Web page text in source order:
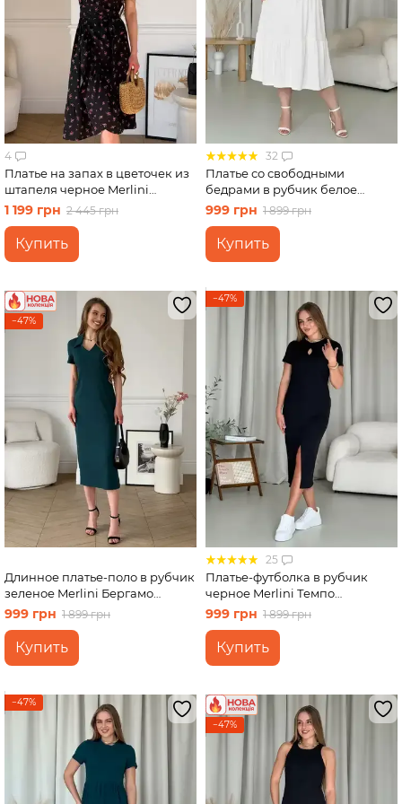
4
Платье на запах в цветочек из
штапеля черное Merlini
Віченца 700002201 размер L-
1 199 грн 2 445 грн
Купить
32
Платье со свободными
бедрами в рубчик белое
Merlini Реджо 700001589
размер 2XL-3XL
999 грн 1 899 грн
Купить
−47%
Длинное платье-поло в рубчик
зеленое Merlini Бергамо
700002245 размер L-XL
999 грн 1 899 грн
Купить
−47%
25
Платье-футболка в рубчик
черное Merlini Темпо
700001541 размер L-XL
999 грн 1 899 грн
Купить
−47%
−47%